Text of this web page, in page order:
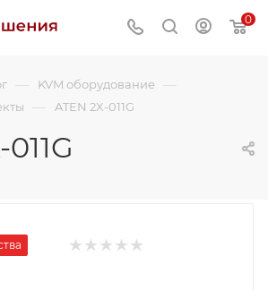
0
— KVM оборудование —
— ATEN 2X-011G